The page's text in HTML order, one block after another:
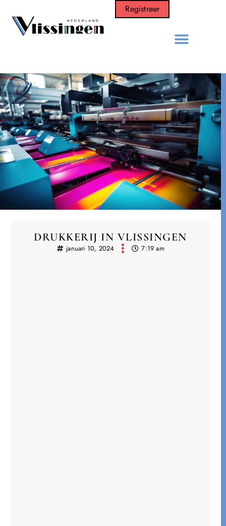
Registreer
DRUKKERIJ IN VLISSINGEN
januari 10, 2024 7:19 am